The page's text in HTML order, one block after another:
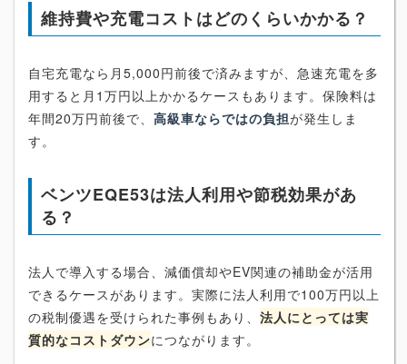
維持費や充電コストはどのくらいかかる？
自宅充電なら月5,000円前後で済みますが、急速充電を多
用すると月1万円以上かかるケースもあります。保険料は
年間20万円前後で、 高級車ならではの負担が発生しま
す。
ベンツEQE53は法人利用や節税効果があ
る？
法人で導入する場合、減価償却やEV関連の補助金が活用
できるケースがあります。実際に法人利用で100万円以上
の税制優遇を受けられた事例もあり、 法人にとっては実
質的なコストダウンにつながります。